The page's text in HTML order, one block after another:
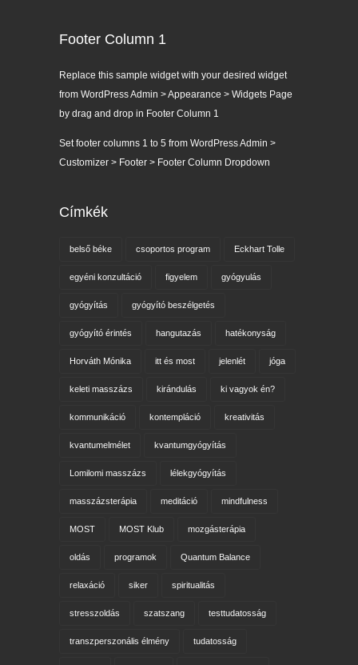
Footer Column 1
Replace this sample widget with your desired widget
from WordPress Admin > Appearance > Widgets Page
by drag and drop in Footer Column 1
Set footer columns 1 to 5 from WordPress Admin >
Customizer > Footer > Footer Column Dropdown
Címkék
belső béke csoportos program Eckhart Tolle
egyéni konzultáció figyelem gyógyulás
gyógyítás gyógyító beszélgetés
gyógyító érintés hangutazás hatékonyság
Horváth Mónika itt és most jelenlét jóga
keleti masszázs kirándulás ki vagyok én?
kommunikáció kontempláció kreativitás
kvantumelmélet kvantumgyógyítás
Lomilomi masszázs lélekgyógyítás
masszázsterápia meditáció mindfulness
MOST MOST Klub mozgásterápia
oldás programok Quantum Balance
relaxáció siker spiritualitás
stresszoldás szatszang testtudatosság
transzperszonális élmény tudatosság